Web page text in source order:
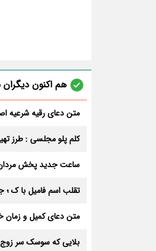
هم اکنون دیگران
متن دعای رقیه شرعیه
کلم پلو مجلسی : طرز
تقلب اسم فامیل با ک ؛
متن دعای کمیل و زمان
بلایی که سوسک سر زوج